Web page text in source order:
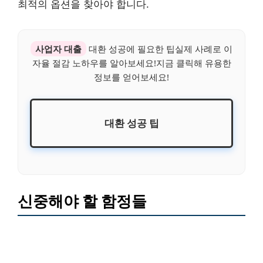
최적의 옵션을 찾아야 합니다.
사업자 대출 대환 성공에 필요한 팁실제 사례로 이
자율 절감 노하우를 알아보세요!지금 클릭해 유용한
정보를 얻어보세요!
대환 성공 팁
신중해야 할 함정들